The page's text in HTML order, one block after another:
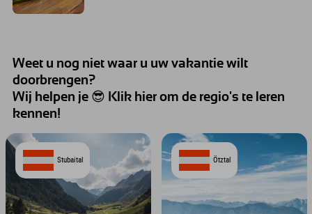
Weet u nog niet waar u uw vakantie wilt
doorbrengen?
Wij helpen je 😎 Klik hier om de regio's te leren
kennen!
Stubaital Ötztal